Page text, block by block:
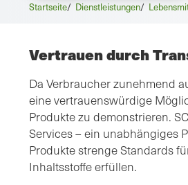
Startseite/ Dienstleistungen/
Vertrauen durch
Da Verbraucher zunehmend
eine vertrauenswürdige
Produkte zu demonstrieren.
Services – ein unabhängiges
Produkte strenge Standards
Inhaltsstoffe erfüllen.